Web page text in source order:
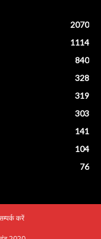
2070
1114
840
328
319
303
141
104
76
करें